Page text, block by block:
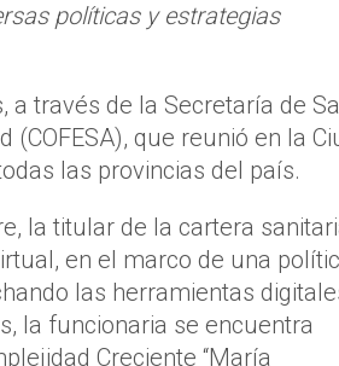
políticas y estrategias
a través de la Secretaría de
que reunió en la
las provincias del país.
la titular de la cartera
en el marco de una
las herramientas
la funcionaria se encuentra
Creciente “María